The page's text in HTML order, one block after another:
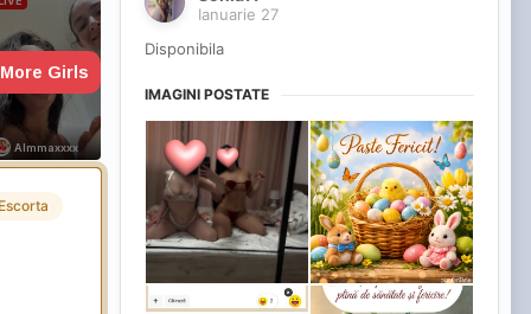
Ianuarie 27
Disponibila
IMAGINI POSTATE